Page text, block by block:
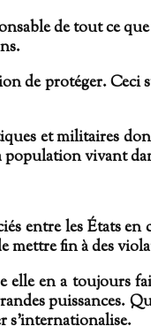
de tout ce
de protéger. Ceci
et militaires
vivant
entre les États
mettre fin à des
elle en a toujours
puissances.
s’internationalise.